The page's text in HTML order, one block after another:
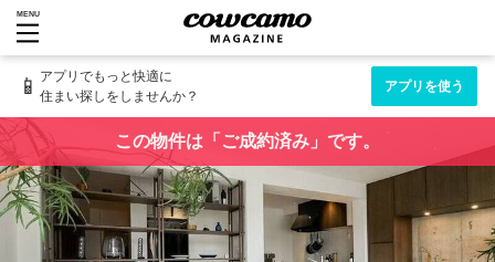
MENU
📱 アプリでもっと快適に
住まい探しをしませんか？
アプリを使う
この物件は「ご成約済み」です。